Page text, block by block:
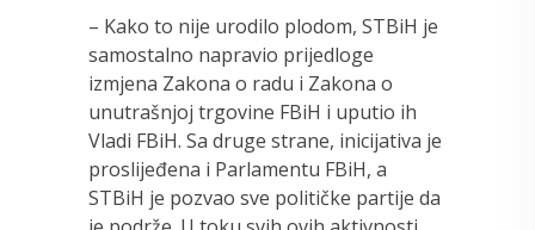
– Kako to nije urodilo plodom, STBiH je
samostalno napravio prijedloge
izmjena Zakona o radu i Zakona o
unutrašnjoj trgovine FBiH i uputio ih
Vladi FBiH. Sa druge strane, inicijativa je
proslijeđena i Parlamentu FBiH, a
STBiH je pozvao sve političke partije da